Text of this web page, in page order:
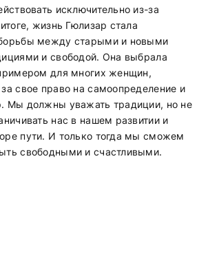
исключительно из-за
жизнь Гюлизар стала
между старыми и новыми
и свободой. Она выбрала
для многих женщин,
свое право на самоопределение и
Мы должны уважать традиции, но не
нас в нашем развитии и
пути. И только тогда мы сможем
свободными и счастливыми.